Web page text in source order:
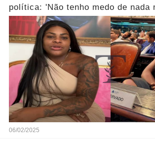
política: 'Não tenho medo de nada
ninguém'...Ver mais
06/02/2025